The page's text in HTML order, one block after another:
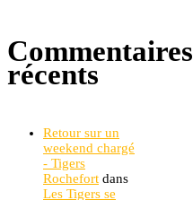
Commentaires
récents
Retour sur un
weekend chargé
- Tigers
Rochefort dans
Les Tigers se